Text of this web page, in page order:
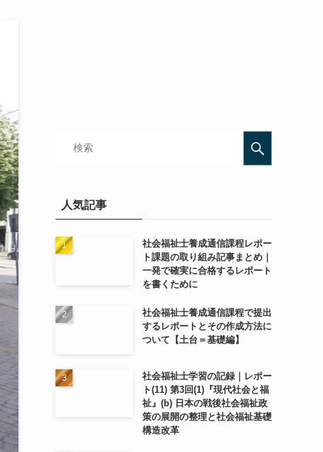
人気記事
社会福祉士養成通信課程レポー
ト課題の取り組み記事まとめ｜
一発で確実に合格するレポート
を書くために
社会福祉士養成通信課程で提出
するレポートとその作成方法に
ついて【土台＝基礎編】
社会福祉士学習の記録｜レポー
ト(11) 第3回(1)『現代社会と福
祉』(b) 日本の戦後社会福祉政
策の展開の整理と社会福祉基礎
構造改革